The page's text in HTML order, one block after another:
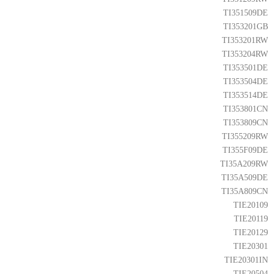
TI351509DE
TI353201GB
TI353201RW
TI353204RW
TI353501DE
TI353504DE
TI353514DE
TI353801CN
TI353809CN
TI355209RW
TI355F09DE
TI35A209RW
TI35A509DE
TI35A809CN
TIE20109
TIE20119
TIE20129
TIE20301
TIE20301IN